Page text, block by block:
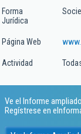
Forma
Jurídica
Página Web
Actividad
Ve el Informe
Regístrese en